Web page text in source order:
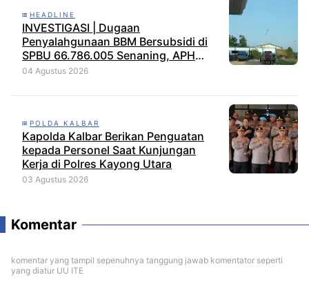
HEADLINE
INVESTIGASI | Dugaan
Penyalahgunaan BBM Bersubsidi di
SPBU 66.786.005 Senaning, APH
Jangan Tutup Mata, BPH Migas
04 Agustus 2026
POLDA KALBAR
Kapolda Kalbar Berikan Penguatan
kepada Personel Saat Kunjungan
Kerja di Polres Kayong Utara
03 Agustus 2026
Komentar
komentar yang tampil sepenuhnya tanggung jawab komentator seperti
yang diatur UU ITE